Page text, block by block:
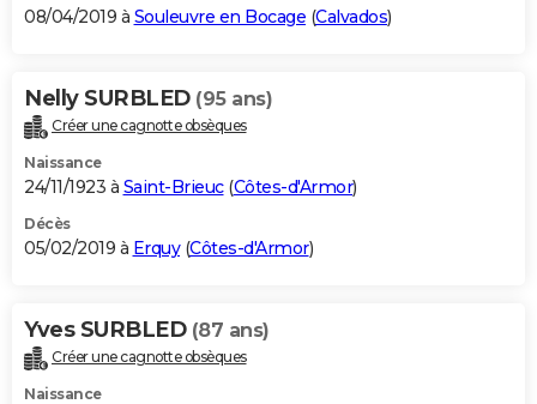
08/04/2019 à Souleuvre en Bocage (Calvados)
Nelly SURBLED (95 ans)
Créer une cagnotte obsèques
Naissance
24/11/1923 à Saint-Brieuc(Côtes-d'Armor)
Décès
05/02/2019 à Erquy(Côtes-d'Armor)
Yves SURBLED (87 ans)
Créer une cagnotte obsèques
Naissance